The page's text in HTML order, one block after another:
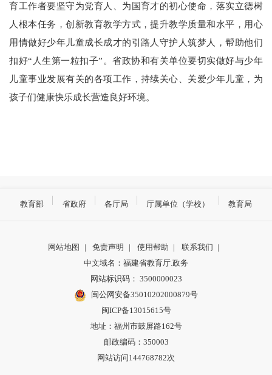
育工作者要坚守为党育人、为国育才的初心使命，落实立德树
人根本任务，创新教育教学方式，提升教学质量和水平，用心
用情做好少年儿童成长成才的引路人守护人筑梦人，帮助他们
扣好“人生第一粒扣子”。省政协和有关单位要切实做好与少年
儿童事业发展有关的各项工作，持续关心、关爱少年儿童，为
孩子们健康快乐成长营造良好环境。
教育部 省政府 各厅局 厅属单位（学校） 教育局
网站地图 | 免责声明 | 使用帮助 | 联系我们 |
中文域名：福建省教育厅.政务
网站标识码： 3500000023
闽公网安备35010202000879号
闽ICP备13015615号
地址：福州市鼓屏路162号
邮政编码：350003
网站访问144768782次